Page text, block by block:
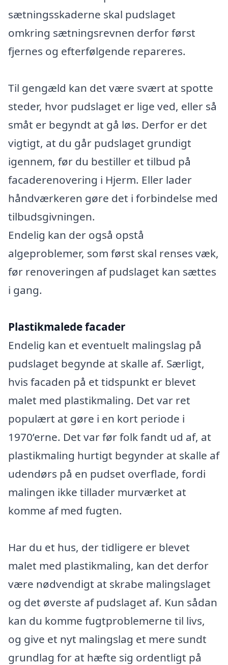
sætningsskaderne skal pudslaget
omkring sætningsrevnen derfor først
fjernes og efterfølgende repareres.
Til gengæld kan det være svært at spotte
steder, hvor pudslaget er lige ved, eller så
småt er begyndt at gå løs. Derfor er det
vigtigt, at du går pudslaget grundigt
igennem, før du bestiller et tilbud på
facaderenovering i Hjerm. Eller lader
håndværkeren gøre det i forbindelse med
tilbudsgivningen.
Endelig kan der også opstå
algeproblemer, som først skal renses væk,
før renoveringen af pudslaget kan sættes
i gang.
Plastikmalede facader
Endelig kan et eventuelt malingslag på
pudslaget begynde at skalle af. Særligt,
hvis facaden på et tidspunkt er blevet
malet med plastikmaling. Det var ret
populært at gøre i en kort periode i
1970’erne. Det var før folk fandt ud af, at
plastikmaling hurtigt begynder at skalle af
udendørs på en pudset overflade, fordi
malingen ikke tillader murværket at
komme af med fugten.
Har du et hus, der tidligere er blevet
malet med plastikmaling, kan det derfor
være nødvendigt at skrabe malingslaget
og det øverste af pudslaget af. Kun sådan
kan du komme fugtproblemerne til livs,
og give et nyt malingslag et mere sundt
grundlag for at hæfte sig ordentligt på